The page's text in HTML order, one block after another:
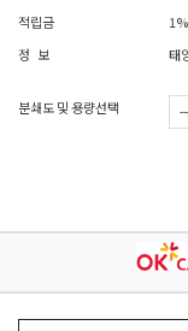
적립금
1%
정 보
태
분쇄도 및 용량선택